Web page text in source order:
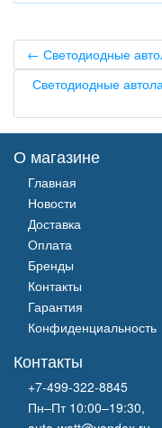
← Светодиодные
Светодиодные
О магазине
Главная
Новости
Доставка
Оплата
Бренды
Контакты
Гарантия
Конфиденциальность
Контакты
+7-499-322-8845
Пн–Пт 10:00–19:30,